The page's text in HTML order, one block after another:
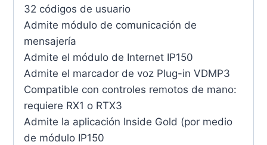
32 códigos de usuario
Admite módulo de comunicación de
mensajería
Admite el módulo de Internet IP150
Admite el marcador de voz Plug-in VDMP3
Compatible con controles remotos de mano:
requiere RX1 o RTX3
Admite la aplicación Inside Gold (por medio
de módulo IP150